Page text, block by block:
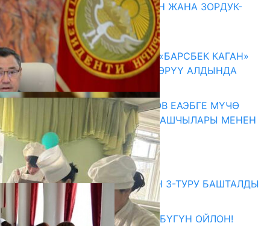
ГЕНДЕРДИК БАСМЫРЛООДОН ЖАНА ЗОРДУК-
ЗОМБУЛУКТАН КОРГОО
07.08.2026
КЫРГЫЗ ТАРЫХЫ ТАСМАДА: «БАРСБЕК КАГАН»
КӨРКӨМ ТАСМАСЫ ЖАРЫК КӨРҮҮ АЛДЫНДА
07.08.2026
ПРЕЗИДЕНТ САДЫР ЖАПАРОВ ЕАЭБГЕ МҮЧӨ
МАМЛЕКЕТТЕРДИН ӨКМӨТ БАШЧЫЛАРЫ МЕНЕН
ЖОЛУГУШТУ
07.08.2026
Абитуриент
ЖОЖДОРГО КАБЫЛ АЛУУНУН 3-ТУРУ БАШТАЛДЫ
27.07.2026
ӨЗҮҢДҮН КЕЛЕЧЕГИҢ ҮЧҮН БҮГҮН ОЙЛОН!